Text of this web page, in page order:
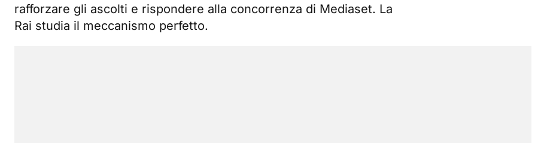
rafforzare gli ascolti e rispondere alla concorrenza di Mediaset. La
Rai studia il meccanismo perfetto.